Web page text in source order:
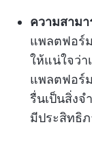
ความสาม
แพลตฟอร์
ให้แน่ใจว่
แพลตฟอร์
รื่นเป็นสิ่งจ
มีประสิทธิ